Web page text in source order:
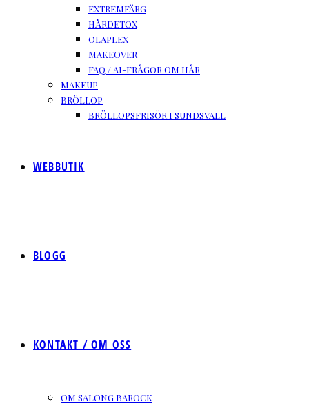
EXTREMFÄRG
HÅRDETOX
OLAPLEX
MAKEOVER
FAQ / AI-FRÅGOR OM HÅR
MAKEUP
BRÖLLOP
BRÖLLOPSFRISÖR I SUNDSVALL
WEBBUTIK
BLOGG
KONTAKT / OM OSS
OM SALONG BAROCK